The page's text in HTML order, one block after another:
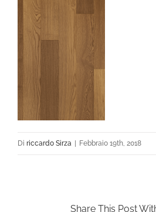
Di riccardo Sirza | Febbraio 19th, 2018
Share This Post